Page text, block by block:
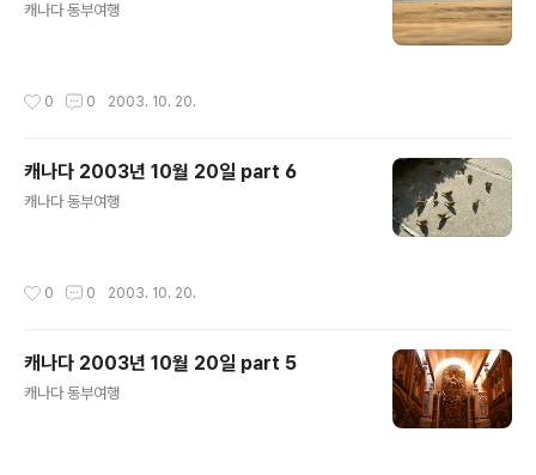
캐나다 동부여행
0 0 2003. 10. 20.
캐나다 2003년 10월 20일 part 6
캐나다 동부여행
0 0 2003. 10. 20.
캐나다 2003년 10월 20일 part 5
캐나다 동부여행